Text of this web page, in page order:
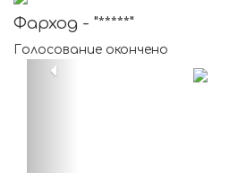
Фарход - "*****"
Голосование окончено